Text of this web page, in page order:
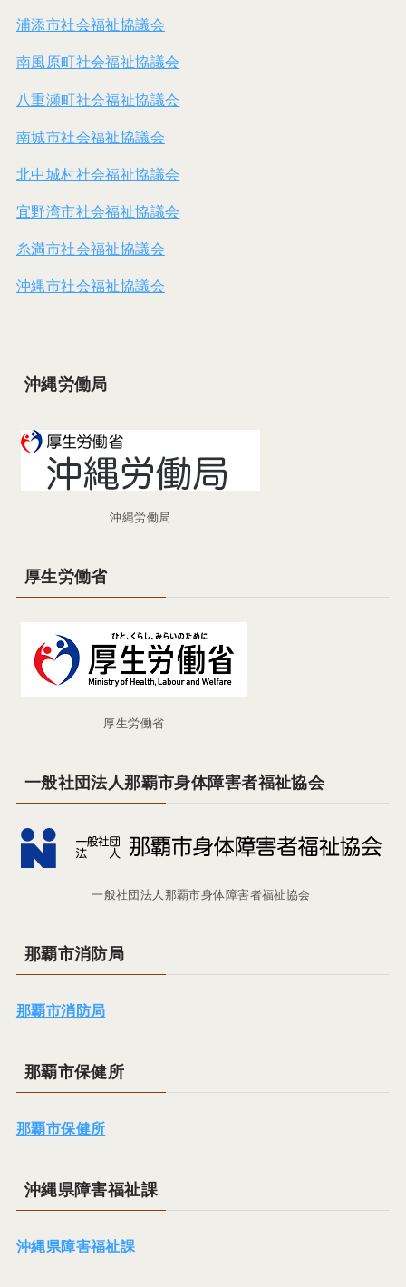
浦添市社会福祉協議会
南風原町社会福祉協議会
八重瀬町社会福祉協議会
南城市社会福祉協議会
北中城村社会福祉協議会
宜野湾市社会福祉協議会
糸満市社会福祉協議会
沖縄市社会福祉協議会
沖縄労働局
沖縄労働局
厚生労働省
厚生労働省
一般社団法人那覇市身体障害者福祉協会
一般社団法人那覇市身体障害者福祉協会
那覇市消防局
那覇市消防局
那覇市保健所
那覇市保健所
沖縄県障害福祉課
沖縄県障害福祉課